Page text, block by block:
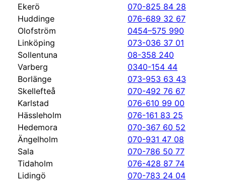
Ekerö
070-825 84 28
Huddinge
076-689 32 67
Olofström
0454–575 990
Linköping
073-036 37 01
Sollentuna
08-358 240
Varberg
0340-154 44
Borlänge
073-953 63 43
Skellefteå
070-492 76 67
Karlstad
076-610 99 00
Hässleholm
076-161 83 25
Hedemora
070-367 60 52
Ängelholm
070-931 47 08
Sala
070-786 50 77
Tidaholm
076-428 87 74
Lidingö
070-783 24 04